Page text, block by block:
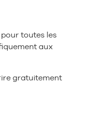
toutes les
aux
gratuitement